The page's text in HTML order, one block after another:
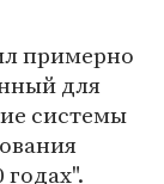
примерно
для
системы